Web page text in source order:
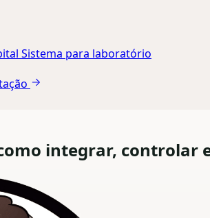
Sistema para laboratório
integrar, controlar